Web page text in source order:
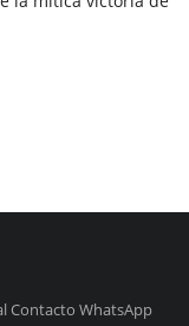
Contacto WhatsApp